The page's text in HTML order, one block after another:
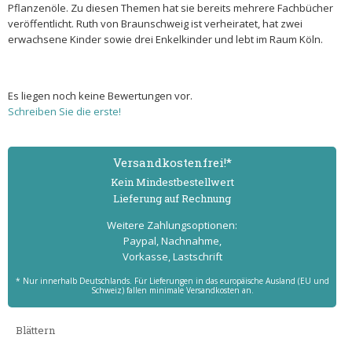
Pflanzenöle. Zu diesen Themen hat sie bereits mehrere Fachbücher
veröffentlicht. Ruth von Braunschweig ist verheiratet, hat zwei
erwachsene Kinder sowie drei Enkelkinder und lebt im Raum Köln.
Es liegen noch keine Bewertungen vor.
Schreiben Sie die erste!
Versand­kostenfrei!*
Kein Mindest­bestell­wert
Lieferung auf Rechnung
Weitere Zahlungs­optionen:
Paypal, Nachnahme,
Vorkasse, Lastschrift
* Nur innerhalb Deutschlands. Für Lieferungen in das europäische Ausland (EU und
Schweiz) fallen minimale Versandkosten an.
Blättern